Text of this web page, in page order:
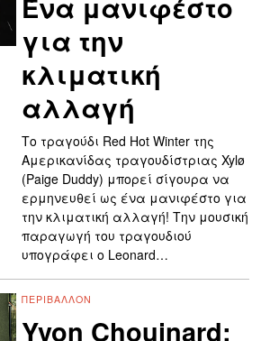
Ένα μανιφέστο
για την
κλιματική
αλλαγή
Το τραγούδι Red Hot Winter της
Αμερικανίδας τραγουδίστριας Xylø
(Paige Duddy) μπορεί σίγουρα να
ερμηνευθεί ως ένα μανιφέστο για
την κλιματική αλλαγή! Την μουσική
παραγωγή του τραγουδιού
υπογράφει ο Leonard…
ΠΕΡΙΒΆΛΛΟΝ
Yvon Chouinard: